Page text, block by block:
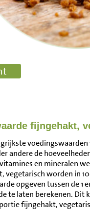
fijngehakt,
andere de
en mineralen
vegetarisch worden in
opgeven tussen de 1
te laten berekenen. Dit
fijngehakt,